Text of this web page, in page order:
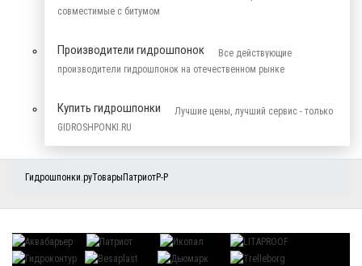
совместимые с битумом
Производители гидрошпонок
Все действующие
производители гидрошпонок на отечественном рынке
Купить гидрошпонки
Лучшие цены, лучший сервис - только
GIDROSHPONKI.RU
Гидрошпонки.руТовары ПатриотР-Р